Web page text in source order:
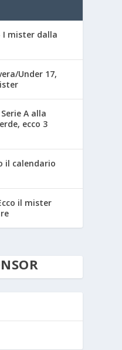
I mister dalla
Under 17,
A alla
ecco 3
il calendario
il mister